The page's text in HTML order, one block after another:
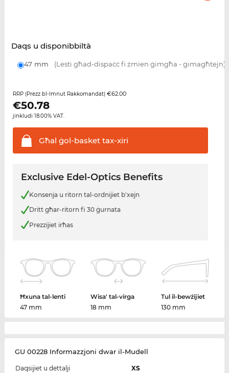
Daqs u disponibbiltà
47 mm (Lesti għad-dispaċċ fi żmien ġimgħa - ġimagħtejn)
RRP (Prezz bl-Imnut Rakkomandat) €62.00
€50.78
jinkludi 18.00% VAT.
Għal ġol-baskettax-xiri
Exclusive Edel-Optics Benefits
Konsenja u ritorn tal-ordnijiet b'xejn
Dritt għar-ritorn fi 30 ġurnata
Prezzijiet irħas
Ħxuna tal-lenti
47 mm
Wisa' tal-virga
18 mm
Tul il-bewżijiet
130 mm
GU 00228 Informazzjoni dwar il-Mudell
Daqsijiet u dettalji
XS